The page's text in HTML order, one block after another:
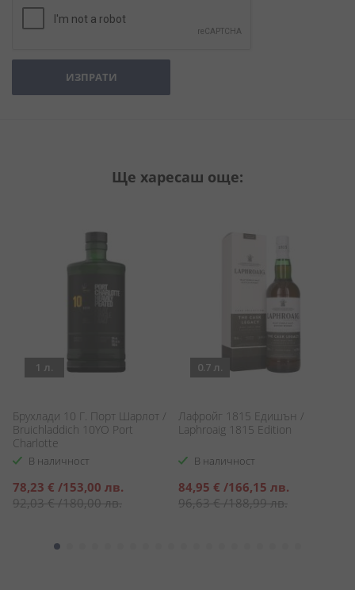
ИЗПРАТИ
Ще харесаш още:
1 л.
Брухлади 10 Г. Порт Шарлот /
Bruichladdich 10YO Port
Charlotte
В наличност
Специална
цена
78,23 € /153,00 лв.
92,03 €/180,00 лв.
0.7 л.
Лафройг 1815 Едишън /
Laphroaig 1815 Edition
В наличност
Специална
цена
84,95 € /166,15 лв.
96,63 €/188,99 лв.